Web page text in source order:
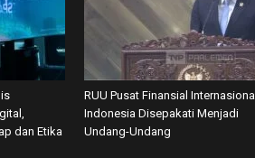
dan Etika
RUU Pusat Finansial Internasional
Indonesia Disepakati Menjadi
Undang-Undang